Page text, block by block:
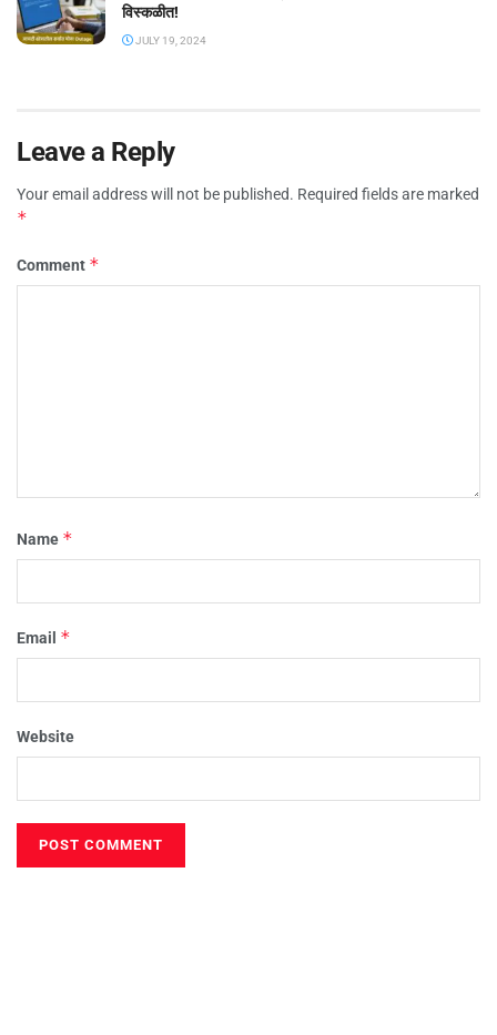
विस्कळीत!
JULY 19, 2024
Leave a Reply
Your email address will not be published. Required fields are marked
*
Comment *
Name *
Email *
Website